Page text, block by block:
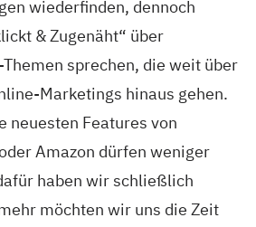
wiederfinden, dennoch
& Zugenäht“ über
sprechen, die weit über
Marketings hinaus gehen.
neuesten Features von
Amazon dürfen weniger
haben wir schließlich
möchten wir uns die Zeit